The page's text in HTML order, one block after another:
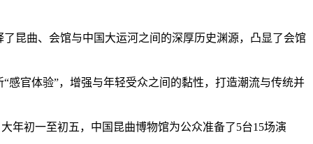
昆曲、会馆与中国大运河之间的深厚历史渊源，凸显了会馆
感官体验”，增强与年轻受众之间的黏性，打造潮流与传统并
年初一至初五，中国昆曲博物馆为公众准备了5台15场演